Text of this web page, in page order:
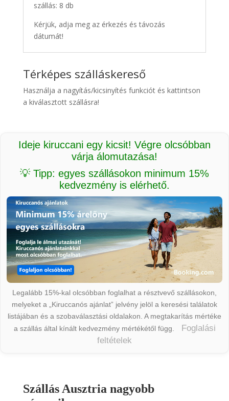
szállás: 8 db
Kérjük, adja meg az érkezés és távozás
dátumát!
Térképes szálláskereső
Használja a nagyítás/kicsinyítés funkciót és kattintson
a kiválasztott szállásra!
Ideje kiruccani egy kicsit! Végre olcsóbban
várja álomutazása!
💡 Tipp: egyes szállásokon minimum 15%
kedvezmény is elérhető.
Legalább 15%-kal olcsóbban foglalhat a résztvevő szállásokon,
melyeket a „Kiruccanós ajánlat” jelvény jelöl a keresési találatok
listájában és a szobaválasztási oldalakon. A megtakarítás mértéke
a szállás által kínált kedvezmény mértékétől függ.
Foglalási
feltételek
Szállás Ausztria nagyobb